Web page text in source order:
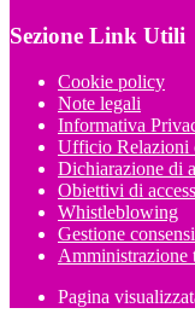
Sezione Link Utili
Cookie policy
Note legali
Informativa
Ufficio Relazioni
Dichiarazione di
Obiettivi di
Whistleblowing
Gestione
Amministrazione
Pagina